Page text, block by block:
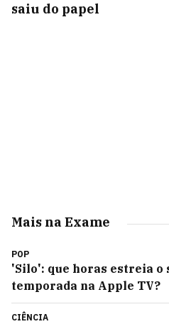
saiu do papel
Mais na Exame
POP
'Silo': que horas estreia o
temporada na Apple TV?
CIÊNCIA